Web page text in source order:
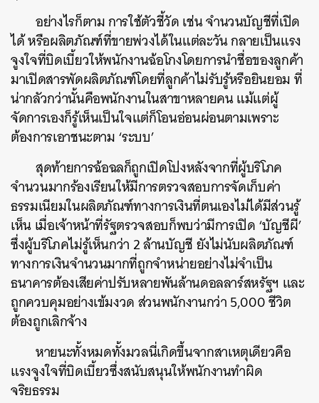
อย่างไรก็ตาม การใช้ตัวชี้วัด เช่น จำนวนบัญชีที่เปิด
ได้ หรือผลิตภัณฑ์ที่ขายพ่วงได้ในแต่ละวัน กลายเป็นแรง
จูงใจที่บิดเบี้ยวให้พนักงานฉ้อโกงโดยการนำชื่อของลูกค้า
มาเปิดสารพัดผลิตภัณฑ์โดยที่ลูกค้าไม่รับรู้หรือยินยอม ที่
น่ากลัวกว่านั้นคือพนักงานในสาขาหลายคน แม้แต่ผู้
จัดการเองก็รู้เห็นเป็นใจแต่ก็โอนอ่อนผ่อนตามเพราะ
ต้องการเอาชนะตาม ‘ระบบ’
สุดท้ายการฉ้อฉลก็ถูกเปิดโปงหลังจากที่ผู้บริโภค
จำนวนมากร้องเรียนให้มีการตรวจสอบการจัดเก็บค่า
ธรรมเนียมในผลิตภัณฑ์ทางการเงินที่ตนเองไม่ได้มีส่วนรู้
เห็น เมื่อเจ้าหน้าที่รัฐตรวจสอบก็พบว่ามีการเปิด ‘บัญชีผี’
ซึ่งผู้บริโภคไม่รู้เห็นกว่า 2 ล้านบัญชี ยังไม่นับผลิตภัณฑ์
ทางการเงินจำนวนมากที่ถูกจำหน่ายอย่างไม่จำเป็น
ธนาคารต้องเสียค่าปรับหลายพันล้านดอลลาร์สหรัฐฯ และ
ถูกควบคุมอย่างเข้มงวด ส่วนพนักงานกว่า 5,000 ชีวิต
ต้องถูกเลิกจ้าง
หายนะทั้งหมดทั้งมวลนี่เกิดขึ้นจากสาเหตุเดียวคือ
แรงจูงใจที่บิดเบี้ยวซึ่งสนับสนุนให้พนักงานทำผิด
จริยธรรม
SHARE TWEET LINE EMAIL